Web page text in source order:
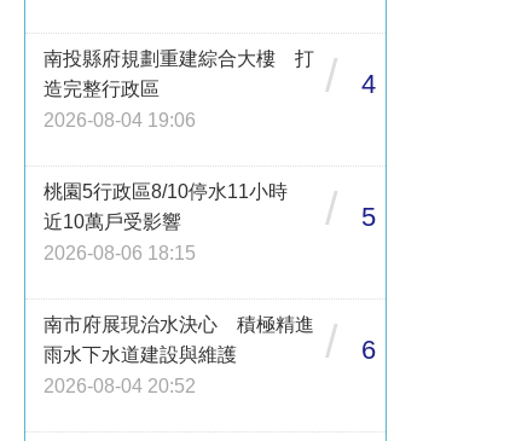
南投縣府規劃重建綜合大樓 打
造完整行政區
2026-08-04 19:06
/ 4
桃園5行政區8/10停水11小時
近10萬戶受影響
2026-08-06 18:15
/ 5
南市府展現治水決心 積極精進
雨水下水道建設與維護
2026-08-04 20:52
/ 6